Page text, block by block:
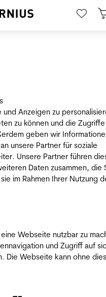
Anzeigen zu
zu können und die
geben wir
unsere Partner für soziale
Unsere Partner führen
Daten zusammen, die
im Rahmen Ihrer Nutzung
Webseite nutzbar zu
und Zugriff auf
Die Webseite kann ohne